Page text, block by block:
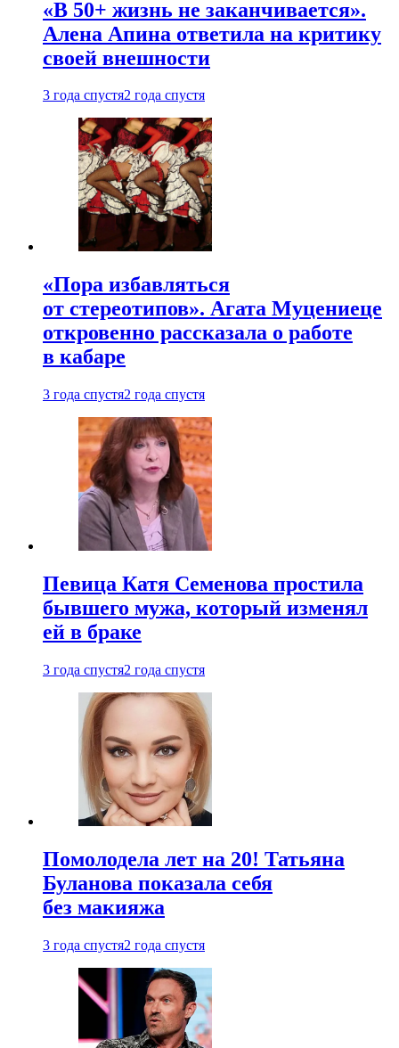
«В 50+ жизнь не заканчивается».
Алена Апина ответила на критику
своей внешности
3 года спустя2 года спустя
«Пора избавляться
от стереотипов». Агата Муцениеце
откровенно рассказала о работе
в кабаре
3 года спустя2 года спустя
Певица Катя Семенова простила
бывшего мужа, который изменял
ей в браке
3 года спустя2 года спустя
Помолодела лет на 20! Татьяна
Буланова показала себя
без макияжа
3 года спустя2 года спустя